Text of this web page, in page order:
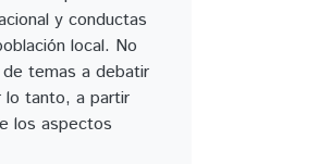
y conductas
local. No
temas a debatir
lo tanto, a partir
los aspectos